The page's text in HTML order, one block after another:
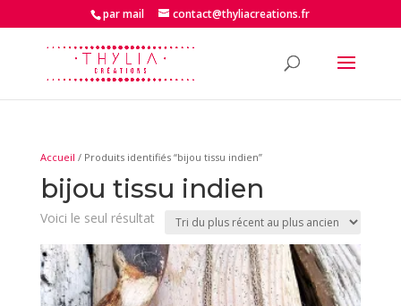
par mail contact@thyliacreations.fr
Accueil / Produits identifiés “bijou tissu indien”
bijou tissu indien
Voici le seul résultat